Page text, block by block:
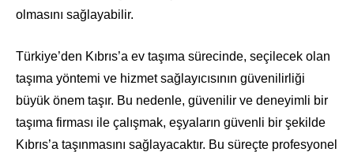
olmasını sağlayabilir.
Türkiye’den Kıbrıs’a ev taşıma sürecinde, seçilecek olan
taşıma yöntemi ve hizmet sağlayıcısının güvenilirliği
büyük önem taşır. Bu nedenle, güvenilir ve deneyimli bir
taşıma firması ile çalışmak, eşyaların güvenli bir şekilde
Kıbrıs’a taşınmasını sağlayacaktır. Bu süreçte profesyonel